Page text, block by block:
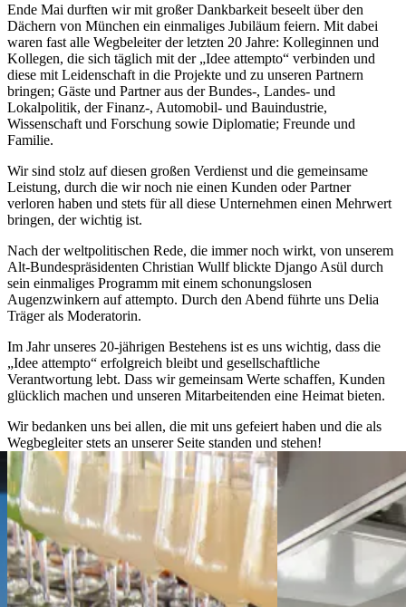
Ende Mai durften wir mit großer Dankbarkeit beseelt über den
Dächern von München ein einmaliges Jubiläum feiern. Mit dabei
waren fast alle Wegbeleiter der letzten 20 Jahre: Kolleginnen und
Kollegen, die sich täglich mit der „Idee attempto“ verbinden und
diese mit Leidenschaft in die Projekte und zu unseren Partnern
bringen; Gäste und Partner aus der Bundes-, Landes- und
Lokalpolitik, der Finanz-, Automobil- und Bauindustrie,
Wissenschaft und Forschung sowie Diplomatie; Freunde und
Familie.
Wir sind stolz auf diesen großen Verdienst und die gemeinsame
Leistung, durch die wir noch nie einen Kunden oder Partner
verloren haben und stets für all diese Unternehmen einen Mehrwert
bringen, der wichtig ist.
Nach der weltpolitischen Rede, die immer noch wirkt, von unserem
Alt-Bundespräsidenten Christian Wullf blickte Django Asül durch
sein einmaliges Programm mit einem schonungslosen
Augenzwinkern auf attempto. Durch den Abend führte uns Delia
Träger als Moderatorin.
Im Jahr unseres 20-jährigen Bestehens ist es uns wichtig, dass die
„Idee attempto“ erfolgreich bleibt und gesellschaftliche
Verantwortung lebt. Dass wir gemeinsam Werte schaffen, Kunden
glücklich machen und unseren Mitarbeitenden eine Heimat bieten.
Wir bedanken uns bei allen, die mit uns gefeiert haben und die als
Wegbegleiter stets an unserer Seite standen und stehen!